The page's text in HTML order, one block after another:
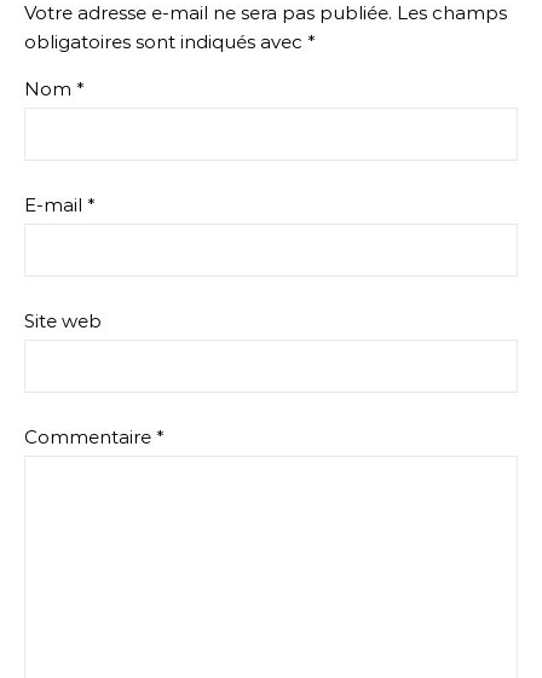
Votre adresse e-mail ne sera pas publiée. Les champs
obligatoires sont indiqués avec *
Nom *
E-mail *
Site web
Commentaire *